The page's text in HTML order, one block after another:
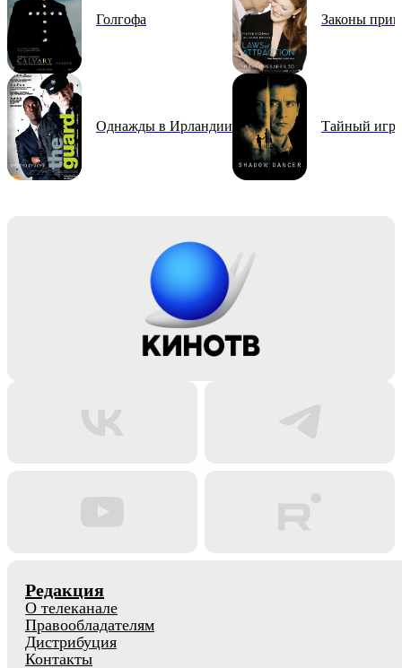
Голгофа
Однажды в Ирландии
Законы
Тайный
Редакция
О телеканале
Правообладателям
Дистрибуция
Контакты